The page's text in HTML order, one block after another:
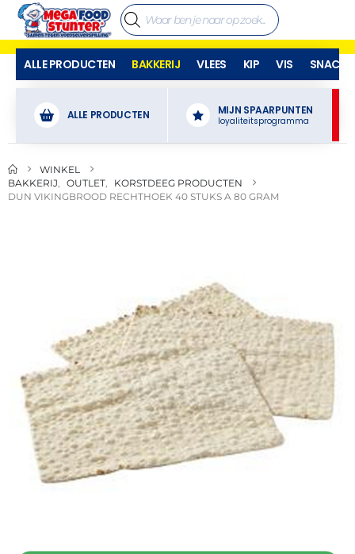
ALLE PRODUCTEN BAKKERIJ VLEES KIP VIS SNACKS
ALLE PRODUCTEN MIJN SPAARPUNTEN
loyaliteitsprogramma
WINKEL
BAKKERIJ
OUTLET
KORSTDEEG PRODUCTEN
DUN VIKINGBROOD RECHTHOEK 40 STUKS A 80 GRAM